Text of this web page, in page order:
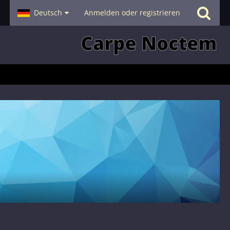
Hilfe
Deutsch Anmelden oder registrieren